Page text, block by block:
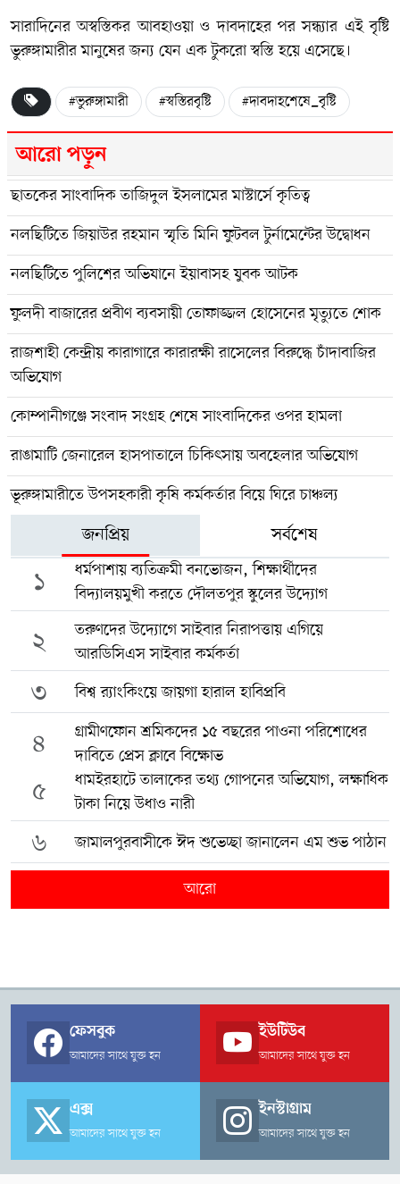
সারাদিনের অস্বস্তিকর আবহাওয়া ও দাবদাহের পর সন্ধ্যার এই বৃষ্টি
ভুরুঙ্গামারীর মানুষের জন্য যেন এক টুকরো স্বস্তি হয়ে এসেছে।
#ভুরুঙ্গামারী #স্বস্তিরবৃষ্টি #দাবদাহশেষে_বৃষ্টি
আরো পড়ুন
ছাতকের সাংবাদিক তাজিদুল ইসলামের মাস্টার্সে কৃতিত্ব
নলছিটিতে জিয়াউর রহমান স্মৃতি মিনি ফুটবল টুর্নামেন্টের উদ্বোধন
নলছিটিতে পুলিশের অভিযানে ইয়াবাসহ যুবক আটক
ফুলদী বাজারের প্রবীণ ব্যবসায়ী তোফাজ্জল হোসেনের মৃত্যুতে শোক
রাজশাহী কেন্দ্রীয় কারাগারে কারারক্ষী রাসেলের বিরুদ্ধে চাঁদাবাজির
অভিযোগ
কোম্পানীগঞ্জে সংবাদ সংগ্রহ শেষে সাংবাদিকের ওপর হামলা
রাঙামাটি জেনারেল হাসপাতালে চিকিৎসায় অবহেলার অভিযোগ
ভূরুঙ্গামারীতে উপসহকারী কৃষি কর্মকর্তার বিয়ে ঘিরে চাঞ্চল্য
জনপ্রিয় সর্বশেষ
১
ধর্মপাশায় ব্যতিক্রমী বনভোজন, শিক্ষার্থীদের
বিদ্যালয়মুখী করতে দৌলতপুর স্কুলের উদ্যোগ
২
তরুণদের উদ্যোগে সাইবার নিরাপত্তায় এগিয়ে
আরডিসিএস সাইবার কর্মকর্তা
৩ বিশ্ব র‍্যাংকিংয়ে জায়গা হারাল হাবিপ্রবি
৪
গ্রামীণফোন শ্রমিকদের ১৫ বছরের পাওনা পরিশোধের
দাবিতে প্রেস ক্লাবে বিক্ষোভ
৫
ধামইরহাটে তালাকের তথ্য গোপনের অভিযোগ, লক্ষাধিক
টাকা নিয়ে উধাও নারী
৬ জামালপুরবাসীকে ঈদ শুভেচ্ছা জানালেন এম শুভ পাঠান
আরো
ফেসবুক
আমাদের সাথে যুক্ত হন
ইউটিউব
আমাদের সাথে যুক্ত হন
এক্স
আমাদের সাথে যুক্ত হন
ইনস্টাগ্রাম
আমাদের সাথে যুক্ত হন